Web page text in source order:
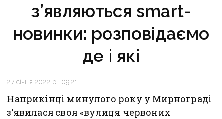
з’являються smart-
новинки: розповідаємо
де і які
27 січня 2022 р., 09:21
Наприкінці минулого року у Мирнограді
з’явилася своя «вулиця червоних